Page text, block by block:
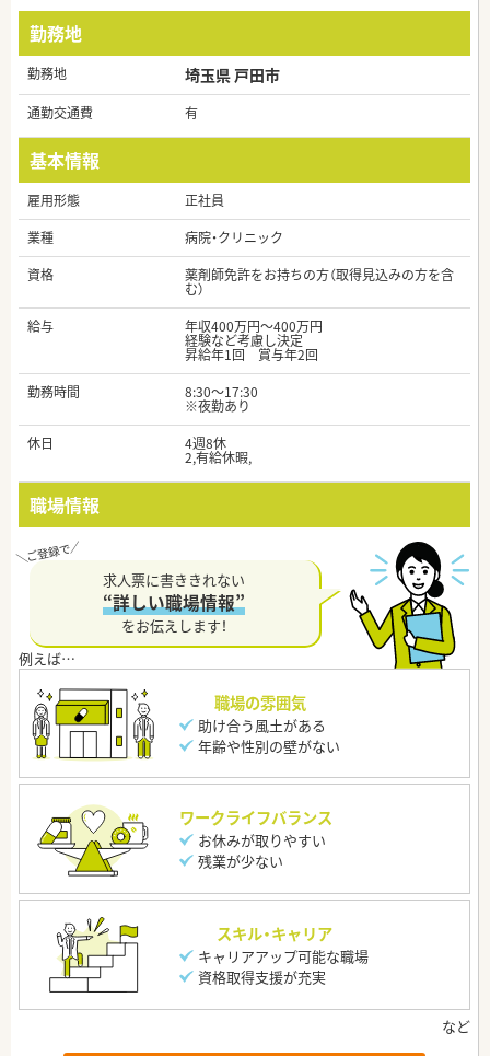
勤務地
勤務地 埼玉県 戸田市
通勤交通費 有
基本情報
雇用形態
正社員
業種
病院・クリニック
資格
薬剤師免許をお持ちの方（取得見込みの方を含
む）
給与
年収400万円～400万円
経験など考慮し決定
昇給年1回 賞与年2回
勤務時間
8:30～17:30
※夜勤あり
休日
4週8休
2,有給休暇,
職場情報
求人票に書ききれない
“詳しい職場情報”
をお伝えします！
職場の雰囲気
助け合う風土がある
年齢や性別の壁がない
ワークライフバランス
お休みが取りやすい
残業が少ない
スキル・キャリア
キャリアアップ可能な職場
資格取得支援が充実